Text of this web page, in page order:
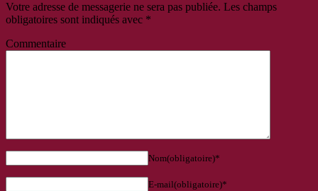
Votre adresse de messagerie ne sera pas publiée. Les champs
obligatoires sont indiqués avec *
Commentaire
Nom(obligatoire)*
E-mail(obligatoire)*